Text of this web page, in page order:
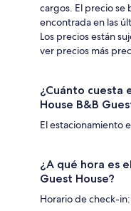
cargos. El precio se
encontrada en las
Los precios están
ver precios más
¿Cuánto cuesta
House B&B
El estacionamiento
¿A qué hora es
Guest House?
Horario de check-